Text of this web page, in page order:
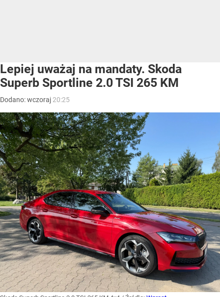
Lepiej uważaj na mandaty. Skoda
Superb Sportline 2.0 TSI 265 KM
Dodano:wczoraj 20:25